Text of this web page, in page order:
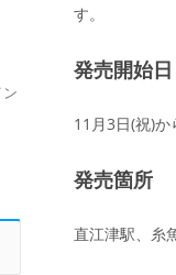
す。
発売開始日
11月3日(祝)
発売箇所
直江津駅、糸